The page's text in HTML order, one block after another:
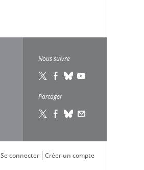
Nous suivre
Partager
Créer un compte
Se connecter